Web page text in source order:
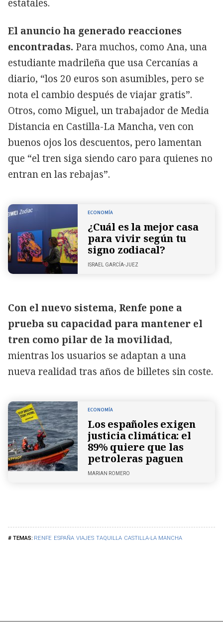
RENFE ESPAÑA VIAJES TAQUILLA CASTILLA-LA MANCHA
estatales.
El anuncio ha generado reacciones
encontradas. Para muchos, como Ana, una
estudiante madrileña que usa Cercanías a
diario, “los 20 euros son asumibles, pero se
nota el cambio después de viajar gratis”.
Otros, como Miguel, un trabajador de Media
Distancia en Castilla-La Mancha, ven con
buenos ojos los descuentos, pero lamentan
que “el tren siga siendo caro para quienes no
entran en las rebajas”.
ECONOMÍA
¿Cuál es la mejor casa
para vivir según tu
signo zodiacal?
ISRAEL GARCÍA-JUEZ
Con el nuevo sistema, Renfe pone a
prueba su capacidad para mantener el
tren como pilar de la movilidad,
mientras los usuarios se adaptan a una
nueva realidad tras años de billetes sin coste.
ECONOMÍA
Los españoles exigen
justicia climática: el
89% quiere que las
petroleras paguen
MARIAN ROMERO